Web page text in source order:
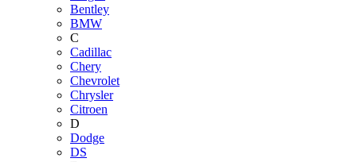
Bentley
BMW
C
Cadillac
Chery
Chevrolet
Chrysler
Citroen
D
Dodge
DS